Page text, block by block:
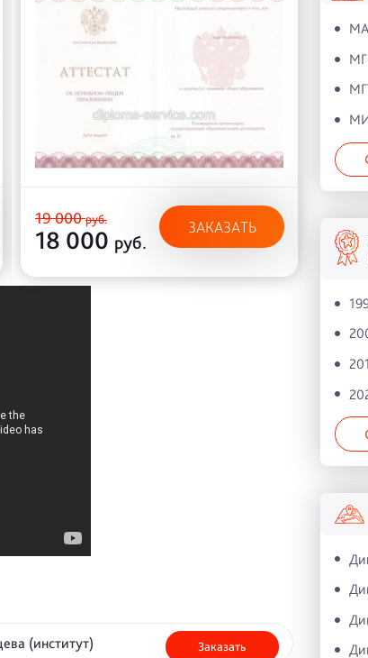
19 000руб.
18 000 руб.
ЗАКАЗАТЬ
(институт) Заказать